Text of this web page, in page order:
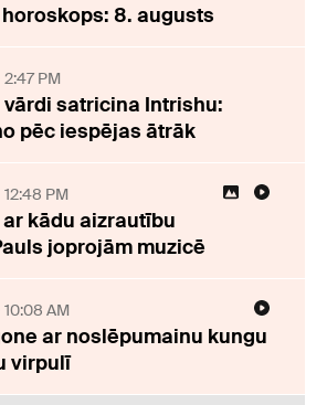
8. augusts
2:47 PM
satricina Intrishu:
pēc iespējas ātrāk
12:48 PM
ar kādu aizrautību
joprojām muzicē
10:08 AM
ar noslēpumainu kungu
virpulī